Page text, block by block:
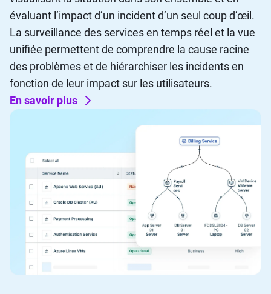
évaluant l’impact d’un incident d’un seul coup d’œil.
La surveillance des services en temps réel et la vue
unifiée permettent de comprendre la cause racine
des problèmes et de hiérarchiser les incidents en
fonction de leur impact sur les utilisateurs.
En savoir plus